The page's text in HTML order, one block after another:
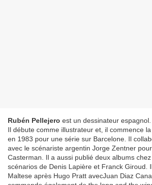
Rubén Pellejero est un dessinateur
Il débute comme illustrateur et, il commence
en 1983 pour une série sur Barcelone. Il
avec le scénariste argentin Jorge Zentner
Casterman. Il a aussi publié deux albums
scénarios de Denis Lapière et Franck Giroud.
Maltese après Hugo Pratt avecJuan Diaz